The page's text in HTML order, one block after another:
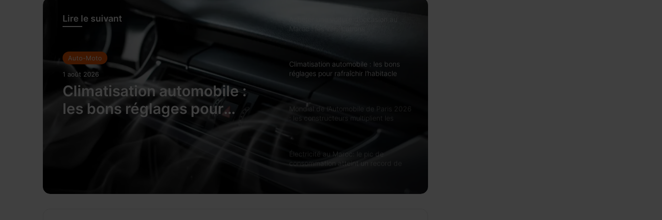
Lire le suivant
Auto-Moto
1 août 2026
Climatisation automobile :
les bons réglages pour
rafraîchir l’habitacle sans
Maroc : les vérifications
Climatisation automobile : les bons
réglages pour rafraîchir l’habitacle
Mondial de l’Automobile de Paris 2026
: les constructeurs multiplient les
Électricité au Maroc: le pic de
consommation atteint un record de